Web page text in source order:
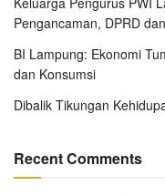
Pengancaman, DPRD
BI Lampung: Ekonomi
dan Konsumsi
Dibalik Tikungan
Recent Comments